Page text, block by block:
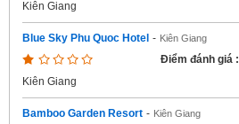
Kiên Giang
Blue Sky Phu Quoc Hotel - Kiên Giang
Điểm đánh giá :
Kiên Giang
Bamboo Garden Resort - Kiên Giang